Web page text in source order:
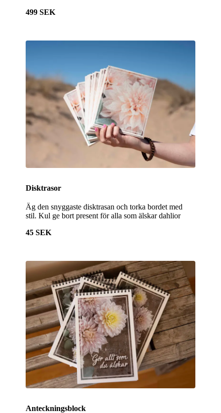
499 SEK
Disktrasor
Äg den snyggaste disktrasan och torka bordet med
stil. Kul ge bort present för alla som älskar dahlior
45 SEK
Anteckningsblock